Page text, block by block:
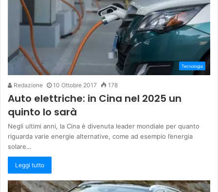
Tecnologia
Redazione 10 Ottobre 2017 178
Auto elettriche: in Cina nel 2025 un
quinto lo sarà
Negli ultimi anni, la Cina è divenuta leader mondiale per quanto
riguarda varie energie alternative, come ad esempio l’energia
solare…
Leggi tutto